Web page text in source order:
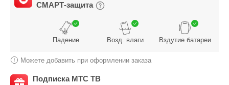
СМАРТ-защита
Падение Возд. влаги Вздутие батареи
Можете добавить при оформлении заказа
Подписка МТС ТВ